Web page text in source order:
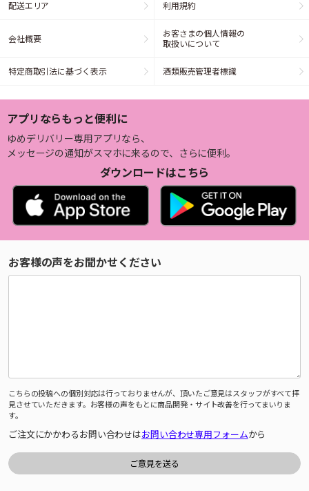
配送エリア 利用規約
会社概要
お客さまの個人情報の
取扱いについて
特定商取引法に基づく表示 酒類販売管理者標識
アプリならもっと便利に
ゆめデリバリー専用アプリなら、
メッセージの通知がスマホに来るので、さらに便利。
ダウンロードはこちら
お客様の声をお聞かせください
こちらの投稿への個別対応は行っておりませんが、頂いたご意見はスタッフがすべて拝
見させていただきます。お客様の声をもとに商品開発・サイト改善を行ってまいりま
す。
ご注文にかかわるお問い合わせはお問い合わせ専用フォームから